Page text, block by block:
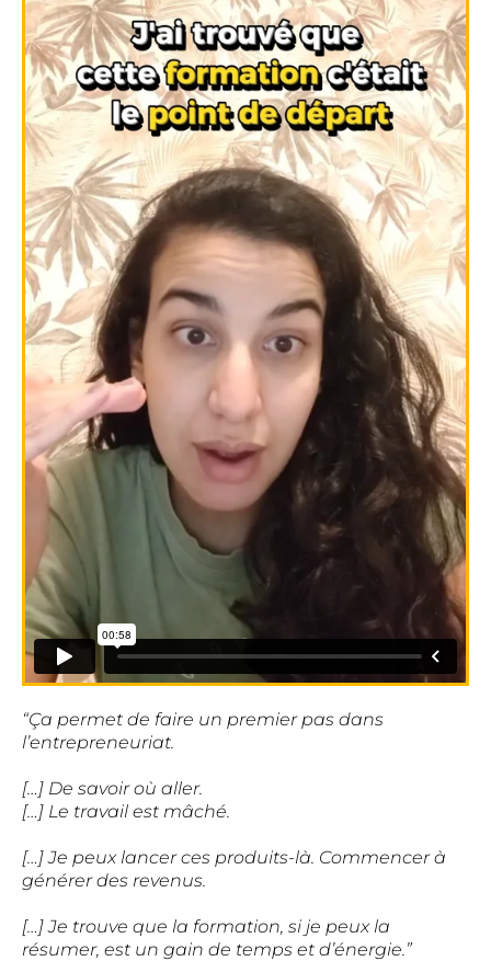
“Ça permet de faire un premier pas dans
l’entrepreneuriat.
[…] De savoir où aller.
[…] Le travail est mâché.
[…] Je peux lancer ces produits-là. Commencer à
générer des revenus.
[…] Je trouve que la formation, si je peux la
résumer, est un gain de temps et d’énergie.”